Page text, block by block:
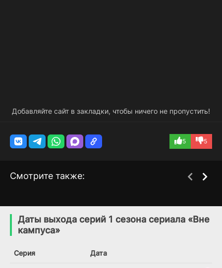
Добавляйте сайт в закладки, чтобы ничего не пропустить!
5 5
Смотрите также:
(2026)
Даты выхода серий 1 сезона сериала «Вне
кампуса»
Серия Дата